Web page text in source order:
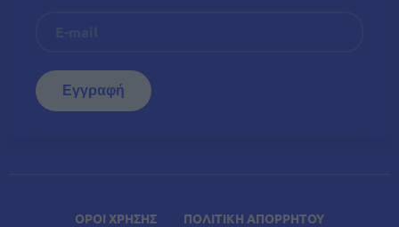
ΟΡΟΙ ΧΡΗΣΗΣ ΠΟΛΙΤΙΚΗ ΑΠΟΡΡΗΤΟΥ